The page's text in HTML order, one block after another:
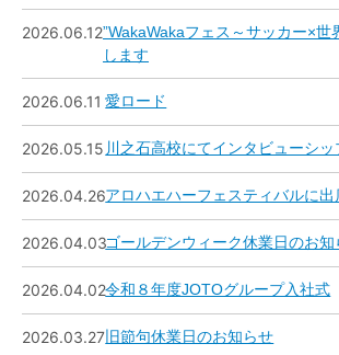
2026.06.12”WakaWakaフェス～サッカー×世
します
2026.06.11 愛ロード
2026.05.15 川之石高校にてインタビューシ
2026.04.26アロハエハーフェスティバルに出
2026.04.03ゴールデンウィーク休業日のお知
2026.04.02令和８年度JOTOグループ入社式
2026.03.27 旧節句休業日のお知らせ